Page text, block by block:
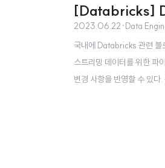
[Databricks]
2023.06.22 ·Data
국내에 Databricks 관련 블
스트리밍 데이터를 위한 파
변경 사항을 반영할 수